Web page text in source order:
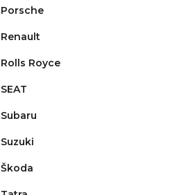
Porsche
Renault
Rolls Royce
SEAT
Subaru
Suzuki
Škoda